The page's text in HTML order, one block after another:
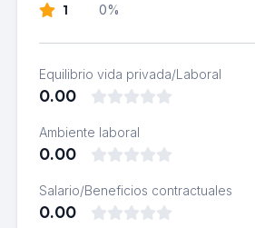
1 0%
Equilibrio vida privada/Laboral
0.00
Ambiente laboral
0.00
Salario/Beneficios contractuales
0.00